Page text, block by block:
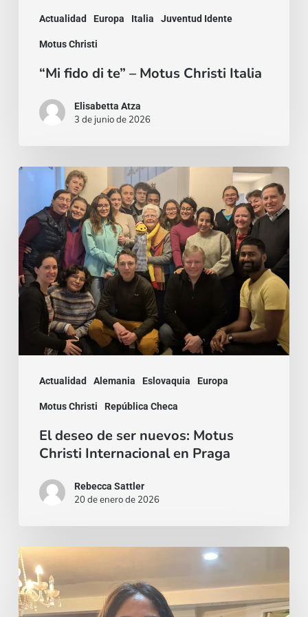
Actualidad Europa Italia Juventud Idente
Motus Christi
“Mi fido di te” – Motus Christi Italia
Elisabetta Atza
3 de junio de 2026
Actualidad Alemania Eslovaquia Europa
Motus Christi República Checa
de
ser
nuevos:
Motus
Christi
Internacional
en
Praga
El deseo de ser nuevos: Motus
Christi Internacional en Praga
Rebecca Sattler
20 de enero de 2026
La
belleza
de